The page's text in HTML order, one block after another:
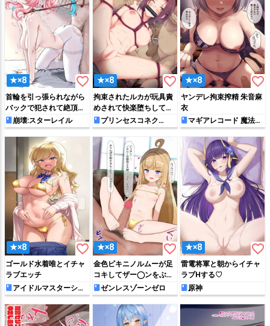
★×8 favorite_border
首輪を引っ張られながら
バックで犯されて絶頂し
ちゃう雌犬ヒアンシーち
ゃん
崩壊:スターレイル
★×8 favorite_border
拘束されたルカが玩具責
めされて快楽堕ちしてし
まう…
プリンセスコネク
ト!Re:Dive
★×8 favorite_border
ヤンデレ拘束搾精 朱音麻
衣
マギアレコード 魔法少
女まどか☆マギカ外伝
★×8 favorite_border
ゴールド水着唯とイチャ
ラブエッチ
アイドルマスターシン
デレラガールズ
★×8 favorite_border
金色ビキニノルムーが足
コキしてザー◯ンをぶっ
かけられちゃう!!
ゼンレスゾーンゼロ
★×8 favorite_border
雷電将軍と朝からイチャ
ラブHする♡
原神